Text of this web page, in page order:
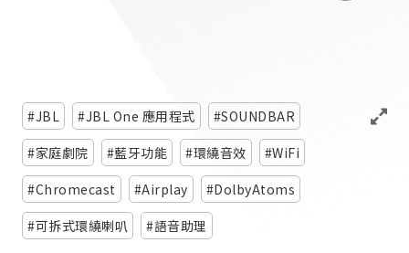
JBL JBL One 應用程式
SOUNDBAR
家庭劇院
藍牙功能 環繞音效
WiFi
Chromecast
Airplay
DolbyAtoms
可拆式環繞喇叭
語音助理